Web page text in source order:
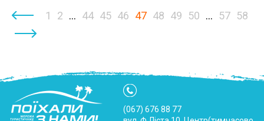
1 2 ... 44 45 46 47 48 49 50 ... 57 58
(067) 676 88 77